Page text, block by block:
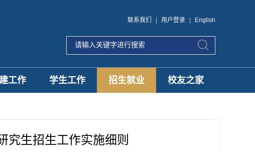
联系我们 用户登录 English
工作 学生工作 招生就业 校友之家
究生招生工作实施细则